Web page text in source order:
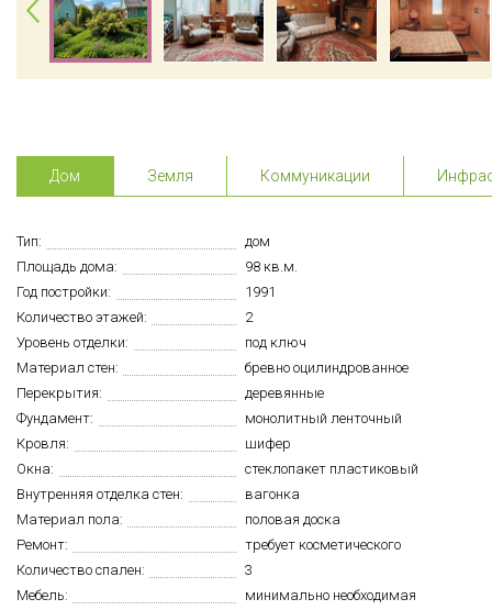
Дом Земля Коммуникации
Тип:
дом
Площадь дома:
98 кв.м.
Год постройки:
1991
Количество этажей:
2
Уровень отделки:
под ключ
Материал стен:
бревно оцилиндрованное
Перекрытия:
деревянные
Фундамент:
монолитный ленточный
Кровля:
шифер
Окна:
стеклопакет пластиковый
Внутренняя отделка стен:
вагонка
Материал пола:
половая доска
Ремонт:
требует косметического
Количество спален:
3
Мебель:
минимально необходимая